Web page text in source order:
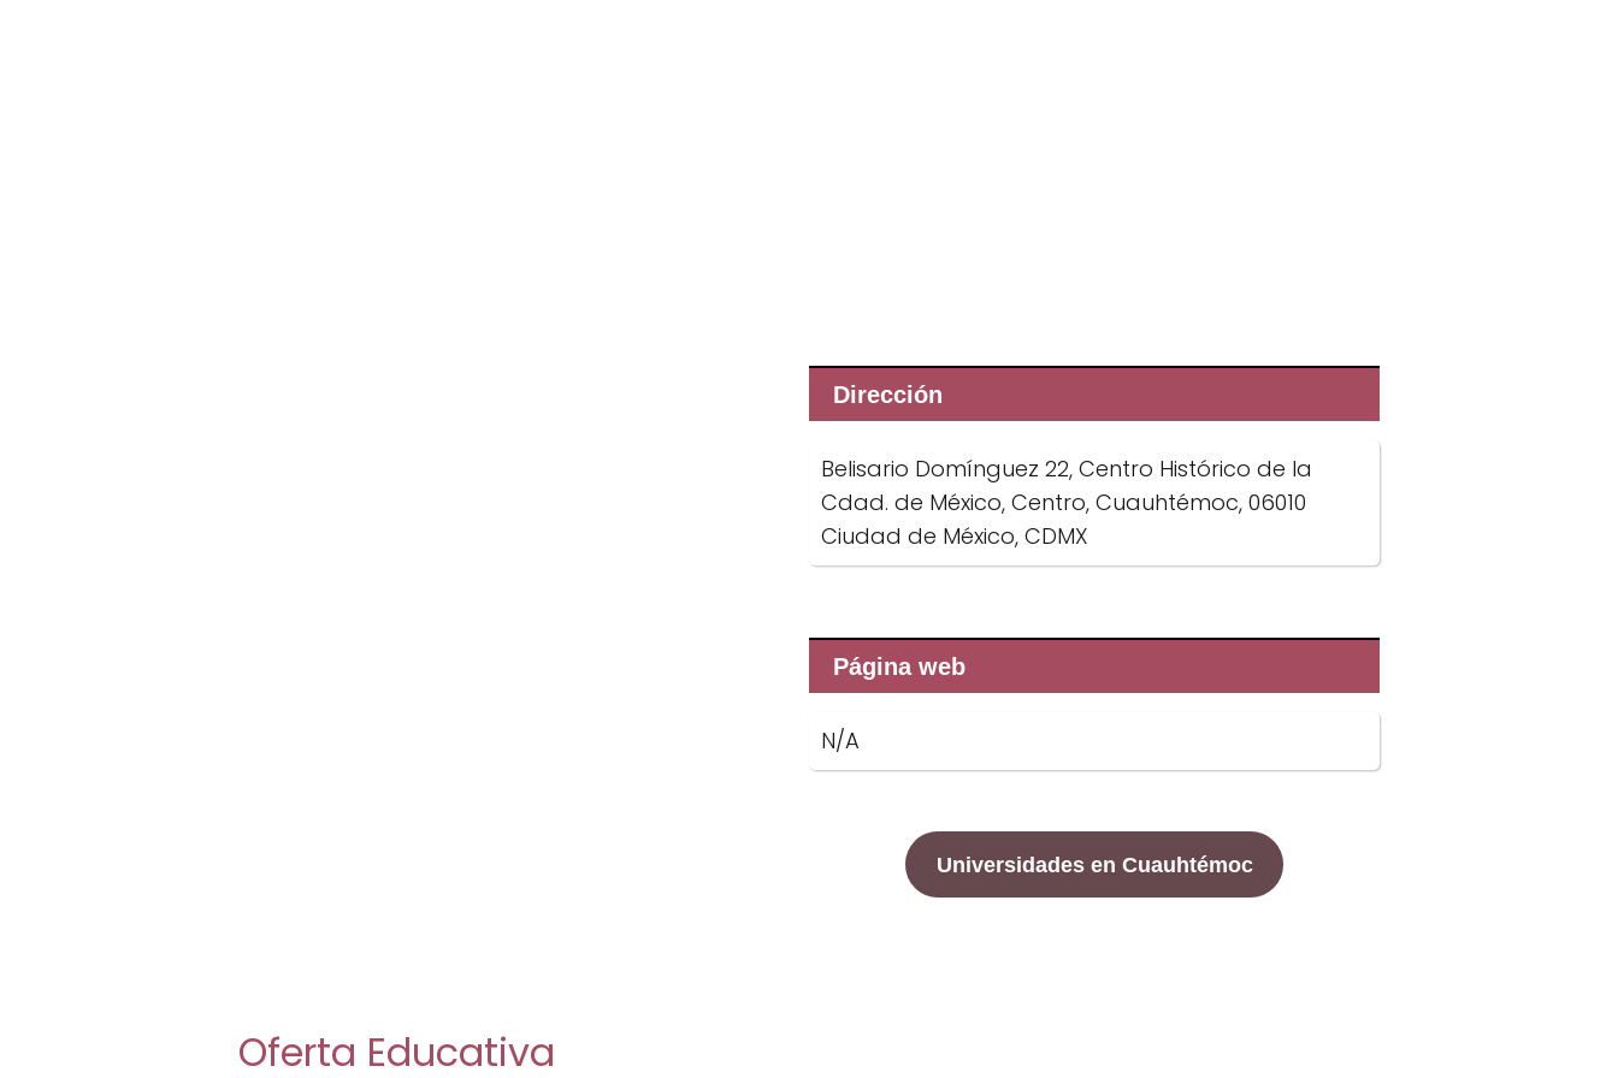
Dirección
Belisario Domínguez 22, Centro Histórico de la
Cdad. de México, Centro, Cuauhtémoc, 06010
Ciudad de México, CDMX
Página web
N/A
Universidades en Cuauhtémoc
Oferta Educativa